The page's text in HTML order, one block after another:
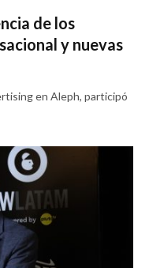
de los
y nuevas
en Aleph, participó